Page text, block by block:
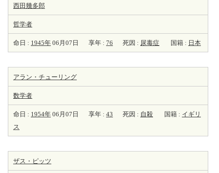
西田幾多郎
哲学者
命日 : 1945年 06月07日 享年 : 76 死因 : 尿毒症 国籍 : 日本
アラン・チューリング
数学者
命日 : 1954年 06月07日 享年 : 43 死因 : 自殺 国籍 : イギリ
ス
ザス・ピッツ